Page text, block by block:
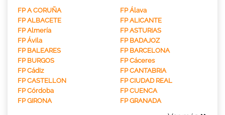
FP A CORUÑA
FP Álava
FP ALBACETE
FP ALICANTE
FP Almería
FP ASTURIAS
FP Ávila
FP BADAJOZ
FP BALEARES
FP BARCELONA
FP BURGOS
FP Cáceres
FP Cádiz
FP CANTABRIA
FP CASTELLON
FP CIUDAD REAL
FP Córdoba
FP CUENCA
FP GIRONA
FP GRANADA